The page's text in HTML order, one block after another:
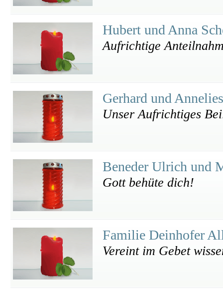
Hubert und Anna
Aufrichtige
Gerhard und
Unser Aufrichtiges
Beneder Ulrich und
Gott behüte dich!
Familie Deinhofer
Vereint im Gebet